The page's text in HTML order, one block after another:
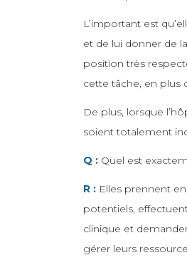
L’important est
et de lui donner de
position très
cette tâche, en plus
De plus, lorsque
soient totalement
Q : Quel est
R : Elles prennent
potentiels,
clinique et
gérer leurs